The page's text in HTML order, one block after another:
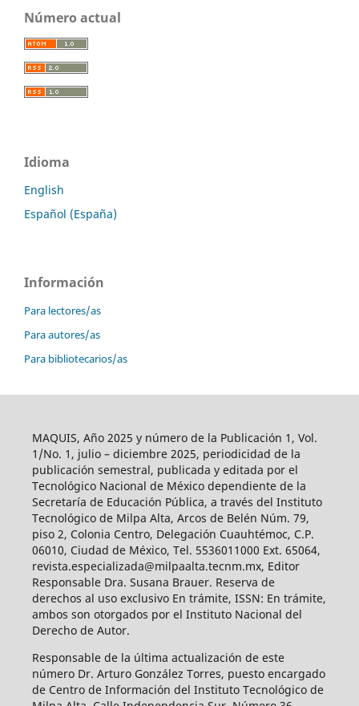
Número actual
Idioma
English
Español (España)
Información
Para lectores/as
Para autores/as
Para bibliotecarios/as
MAQUIS, Año 2025 y número de la Publicación 1, Vol.
1/No. 1, julio – diciembre 2025, periodicidad de la
publicación semestral, publicada y editada por el
Tecnológico Nacional de México dependiente de la
Secretaría de Educación Pública, a través del Instituto
Tecnológico de Milpa Alta, Arcos de Belén Núm. 79,
piso 2, Colonia Centro, Delegación Cuauhtémoc, C.P.
06010, Ciudad de México, Tel. 5536011000 Ext. 65064,
revista.especializada@milpaalta.tecnm.mx, Editor
Responsable Dra. Susana Brauer. Reserva de
derechos al uso exclusivo En trámite, ISSN: En trámite,
ambos son otorgados por el Instituto Nacional del
Derecho de Autor.
Responsable de la última actualización de este
número Dr. Arturo González Torres, puesto encargado
de Centro de Información del Instituto Tecnológico de